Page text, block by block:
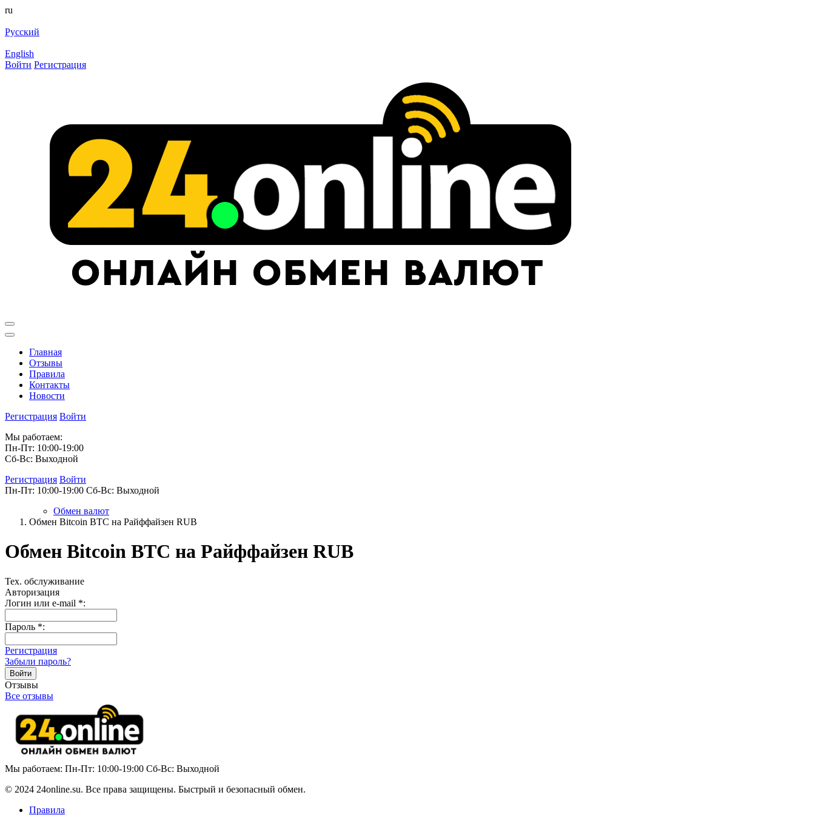
ru
Русский
English
Войти Регистрация
Главная
Отзывы
Правила
Контакты
Новости
Регистрация Войти
Мы работаем:
Пн-Пт: 10:00-19:00
Сб-Вс: Выходной
Регистрация Войти
Пн-Пт: 10:00-19:00 Сб-Вс: Выходной
Обмен валют
Обмен Bitcoin BTC на Райффайзен RUB
Обмен Bitcoin BTC на Райффайзен RUB
Тех. обслуживание
Авторизация
Логин или e-mail *:
Пароль *:
Регистрация
Забыли пароль?
Отзывы
Все отзывы
Мы работаем: Пн-Пт: 10:00-19:00 Сб-Вс: Выходной
© 2024 24online.su. Все права защищены. Быстрый и безопасный обмен.
Правила